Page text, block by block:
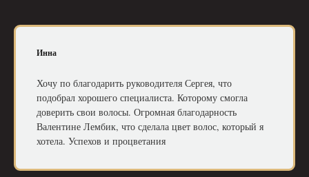
Инна
Хочу по благодарить руководителя Сергея, что
подобрал хорошего специалиста. Которому смогла
доверить свои волосы. Огромная благодарность
Валентине Лембик, что сделала цвет волос, который я
хотела. Успехов и процветания